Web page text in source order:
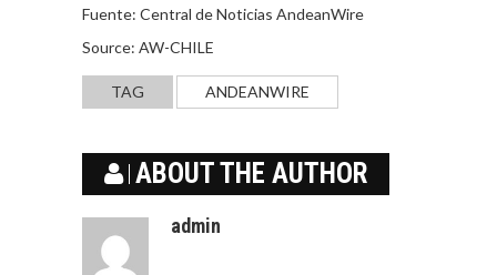
Fuente: Central de Noticias AndeanWire
Source: AW-CHILE
TAG ANDEANWIRE
ABOUT THE AUTHOR
admin